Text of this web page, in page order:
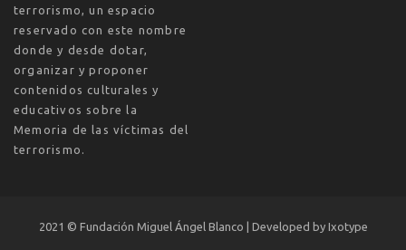
terrorismo, un espacio
reservado con este nombre
donde y desde dotar,
organizar y proponer
contenidos culturales y
educativos sobre la
Memoria de las víctimas del
terrorismo.
2021 © Fundación Miguel Ángel Blanco | Developed by Ixotype